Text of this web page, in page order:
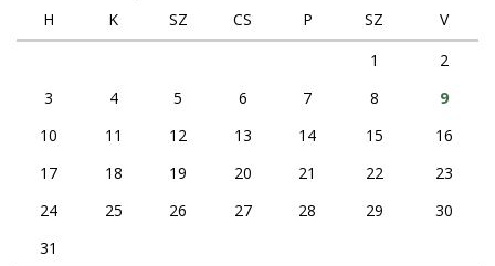
H
K SZ CS P SZ
V
1
2
3
4 5 6 7 8
9
10
11 12 13 14 15
16
17
18 19 20 21 22
23
24
25 26 27 28 29
30
31